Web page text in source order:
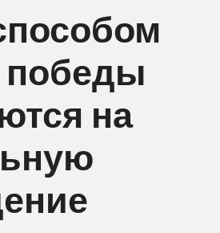
на